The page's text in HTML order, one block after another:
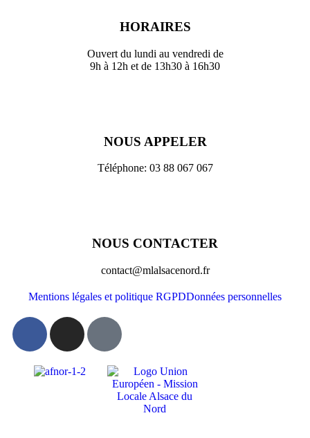
HORAIRES
Ouvert du lundi au vendredi de
9h à 12h et de 13h30 à 16h30
NOUS APPELER
Téléphone: 03 88 067 067
NOUS CONTACTER
contact@mlalsacenord.fr
Mentions légales et politique RGPDDonnées personnelles